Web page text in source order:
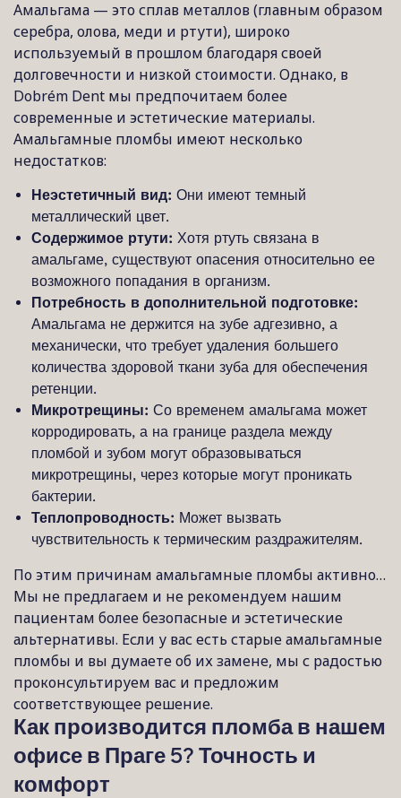
Амальгама — это сплав металлов (главным образом
серебра, олова, меди и ртути), широко
используемый в прошлом благодаря своей
долговечности и низкой стоимости. Однако, в
Dobrém Dent мы предпочитаем более
современные и эстетические материалы.
Амальгамные пломбы имеют несколько
недостатков:
Неэстетичный вид: Они имеют темный
металлический цвет.
Содержимое ртути: Хотя ртуть связана в
амальгаме, существуют опасения относительно ее
возможного попадания в организм.
Потребность в дополнительной подготовке:
Амальгама не держится на зубе адгезивно, а
механически, что требует удаления большего
количества здоровой ткани зуба для обеспечения
ретенции.
Микротрещины: Со временем амальгама может
корродировать, а на границе раздела между
пломбой и зубом могут образовываться
микротрещины, через которые могут проникать
бактерии.
Теплопроводность: Может вызвать
чувствительность к термическим раздражителям.
По этим причинам амальгамные пломбы активно…
Мы не предлагаем и не рекомендуем нашим
пациентам более безопасные и эстетические
альтернативы. Если у вас есть старые амальгамные
пломбы и вы думаете об их замене, мы с радостью
проконсультируем вас и предложим
соответствующее решение.
Как производится пломба в нашем
офисе в Праге 5? Точность и
комфорт